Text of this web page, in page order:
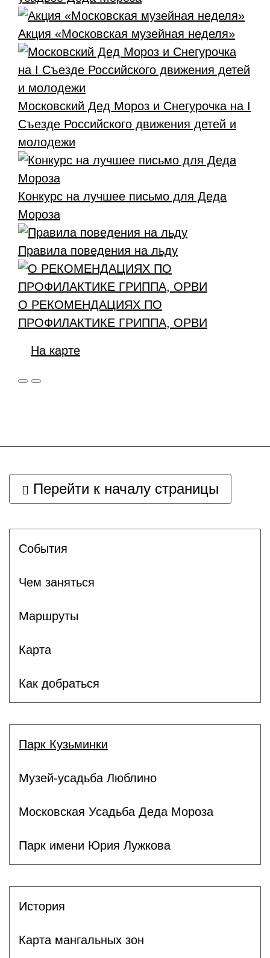
Акция «Московская музейная неделя»
Московский Дед Мороз и Снегурочка на I
Съезде Российского движения детей и
молодежи
Конкурс на лучшее письмо для Деда
Мороза
Правила поведения на льду
О РЕКОМЕНДАЦИЯХ ПО
ПРОФИЛАКТИКЕ ГРИППА, ОРВИ
На карте
Перейти к началу страницы
Cобытия
Чем заняться
Маршруты
Карта
Как добраться
Парк Кузьминки
Музей-усадьба Люблино
Московская Усадьба Деда Мороза
Парк имени Юрия Лужкова
История
Карта мангальных зон